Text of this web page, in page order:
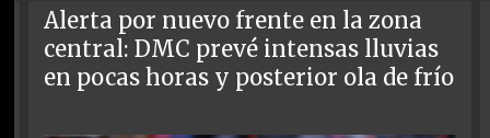
Alerta por nuevo frente en la zona
central: DMC prevé intensas lluvias
en pocas horas y posterior ola de frío